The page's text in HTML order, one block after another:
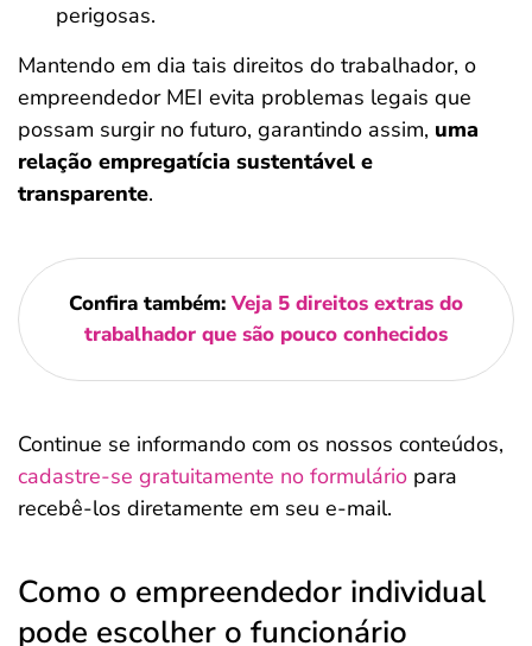
perigosas.
Mantendo em dia tais direitos do trabalhador, o
empreendedor MEI evita problemas legais que
possam surgir no futuro, garantindo assim, uma
relação empregatícia sustentável e
transparente.
Confira também: Veja 5 direitos extras do
trabalhador que são pouco conhecidos
Continue se informando com os nossos conteúdos,
cadastre-se gratuitamente no formulário para
recebê-los diretamente em seu e-mail.
Como o empreendedor individual
pode escolher o funcionário